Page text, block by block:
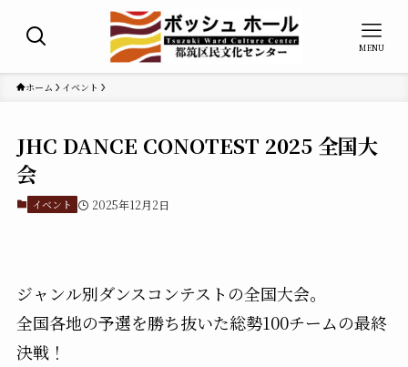
MENU
ホーム イベント
JHC DANCE CONOTEST 2025 全国大
会
イベント 2025年12月2日
ジャンル別ダンスコンテストの全国大会。
全国各地の予選を勝ち抜いた総勢100チームの最終
決戦！